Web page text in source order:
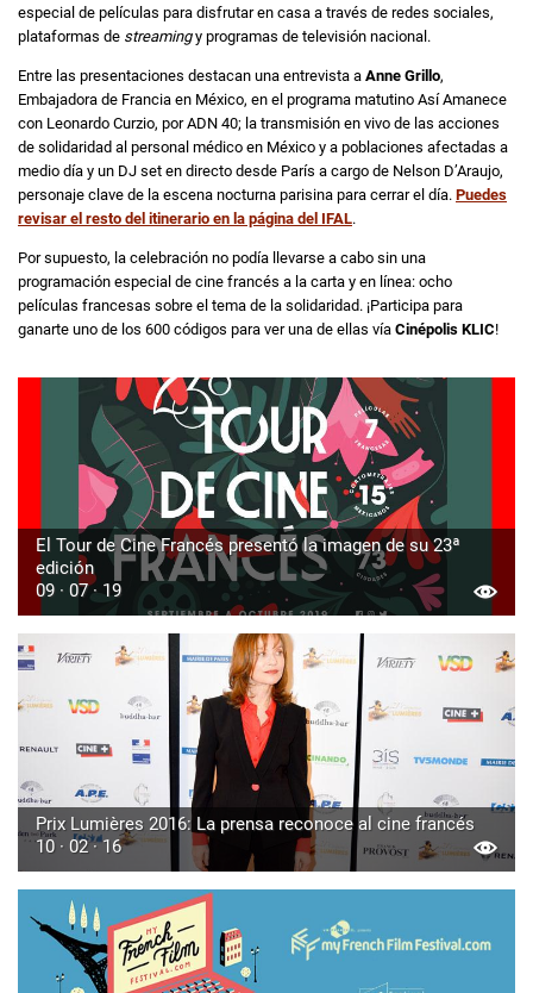
especial de películas para disfrutar en casa a través de redes sociales,
plataformas de streamingy programas de televisión nacional.
Entre las presentaciones destacan una entrevista a Anne Grillo,
Embajadora de Francia en México, en el programa matutino Así Amanece
con Leonardo Curzio, por ADN 40; la transmisión en vivo de las acciones
de solidaridad al personal médico en México y a poblaciones afectadas a
medio día y un DJ set en directo desde París a cargo de Nelson D’Araujo,
personaje clave de la escena nocturna parisina para cerrar el día. Puedes
revisar el resto del itinerario en la página del IFAL.
Por supuesto, la celebración no podía llevarse a cabo sin una
programación especial de cine francés a la carta y en línea: ocho
películas francesas sobre el tema de la solidaridad. ¡Participa para
ganarte uno de los 600 códigos para ver una de ellas vía Cinépolis KLIC!
El Tour de Cine Francés presentó la imagen de su 23ª
edición
09 · 07 · 19
Prix Lumières 2016: La prensa reconoce al cine francés
10 · 02 · 16